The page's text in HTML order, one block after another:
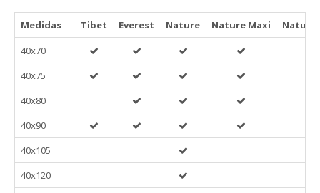
Medidas Tibet Everest Nature Nature Maxi
Nature
40x70
40x75
40x80
40x90
40x105
40x120